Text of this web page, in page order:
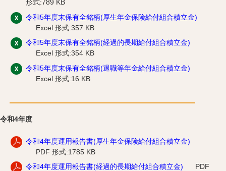
形式:789 KB
令和5年度末保有全銘柄(厚生年金保険給付組合積立金)
Excel 形式:357 KB
令和5年度末保有全銘柄(経過的長期給付組合積立金)
Excel 形式:354 KB
令和5年度末保有全銘柄(退職等年金給付組合積立金)
Excel 形式:16 KB
令和4年度
令和4年度運用報告書(厚生年金保険給付組合積立金)
PDF 形式:1785 KB
令和4年度運用報告書(経過的長期給付組合積立金)
PDF